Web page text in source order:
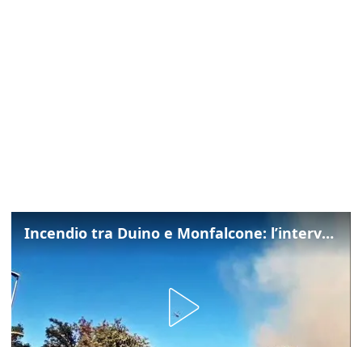
Incendio tra Duino e Monfalcone: l’intervento dei vigili del fuoco